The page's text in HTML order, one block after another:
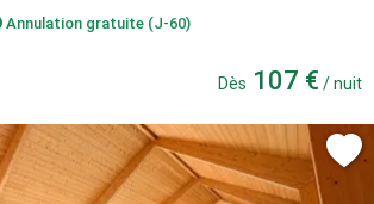
Annulation gratuite (J-60)
Dès 107 € / nuit